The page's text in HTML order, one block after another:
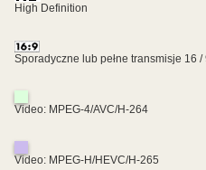
High Definition
Sporadyczne lub pełne transmisje 16 /
Video: MPEG-4/AVC/H-264
Video: MPEG-H/HEVC/H-265